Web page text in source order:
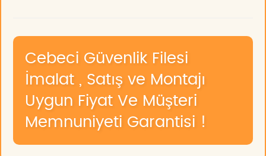
Cebeci Güvenlik Filesi
İmalat , Satış ve Montajı
Uygun Fiyat Ve Müşteri
Memnuniyeti Garantisi !